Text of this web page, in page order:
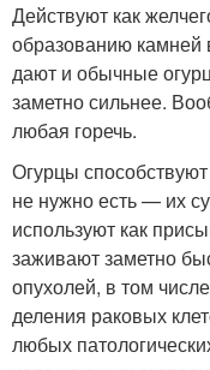
Действуют как
образованию
дают и обычные
заметно сильнее.
любая горечь.
Огурцы
не нужно есть — их
используют как
заживают заметно
опухолей, в том
деления раковых
любых